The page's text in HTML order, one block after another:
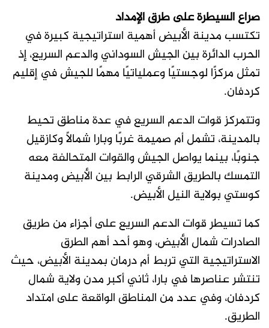
صراع السيطرة على طرق الإمداد
تكتسب مدينة الأبيض أهمية استراتيجية كبيرة في
الحرب الدائرة بين الجيش السوداني والدعم السريع، إذ
تمثل مركزًا لوجستيًا وعملياتيًا مهمًا للجيش في إقليم
كردفان.
وتتمركز قوات الدعم السريع في عدة مناطق تحيط
بالمدينة، تشمل أم صميمة غربًا وبارا شمالًا وكازقيل
جنوبًا، بينما يواصل الجيش والقوات المتحالفة معه
التمسك بالطريق الشرقي الرابط بين الأبيض ومدينة
كوستي بولاية النيل الأبيض.
كما تسيطر قوات الدعم السريع على أجزاء من طريق
الصادرات شمال الأبيض، وهو أحد أهم الطرق
الاستراتيجية التي تربط أم درمان بمدينة الأبيض، حيث
تنتشر عناصرها في بارا، ثاني أكبر مدن ولاية شمال
كردفان، وفي عدد من المناطق الواقعة على امتداد
الطريق.